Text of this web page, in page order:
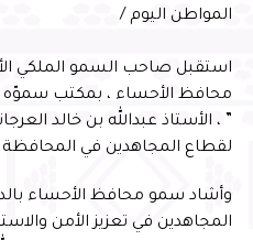
الملا
المواطن اليوم /
استقبل صاحب السمو الملكي
محافظ الأحساء ، بمكتب سموّه
” ، الأستاذ عبدالله بن خالد
لقطاع المجاهدين في المحافظة
وأشاد سمو محافظ الأحساء
المجاهدين في تعزيز الأمن